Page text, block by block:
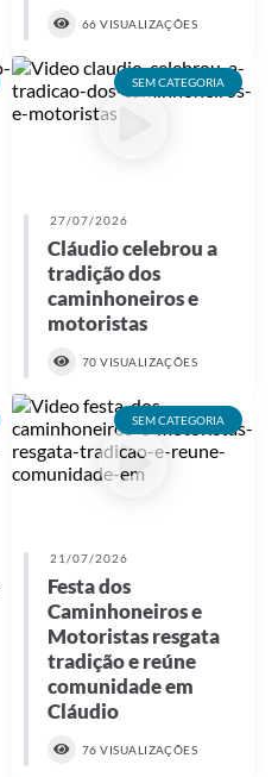
66 VISUALIZAÇÕES
SEM CATEGORIA
27/07/2026
Cláudio celebrou a
tradição dos
caminhoneiros e
motoristas
70 VISUALIZAÇÕES
SEM CATEGORIA
21/07/2026
Festa dos
Caminhoneiros e
Motoristas resgata
tradição e reúne
comunidade em
Cláudio
76 VISUALIZAÇÕES